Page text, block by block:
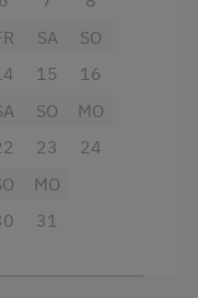
Wohnung
SA
15
SO
16
SO
23
MO
24
MO
31